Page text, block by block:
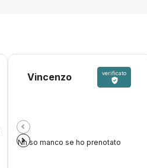
Vincenzo verificato
Nn so manco se ho prenotato